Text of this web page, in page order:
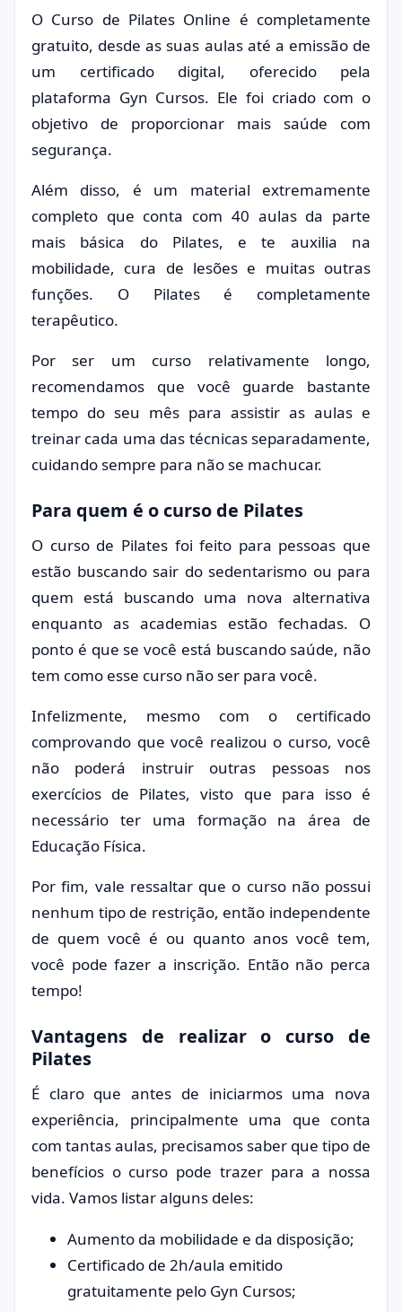
O Curso de Pilates Online é completamente
gratuito, desde as suas aulas até a emissão de
um certificado digital, oferecido pela
plataforma Gyn Cursos. Ele foi criado com o
objetivo de proporcionar mais saúde com
segurança.
Além disso, é um material extremamente
completo que conta com 40 aulas da parte
mais básica do Pilates, e te auxilia na
mobilidade, cura de lesões e muitas outras
funções. O Pilates é completamente
terapêutico.
Por ser um curso relativamente longo,
recomendamos que você guarde bastante
tempo do seu mês para assistir as aulas e
treinar cada uma das técnicas separadamente,
cuidando sempre para não se machucar.
Para quem é o curso de Pilates
O curso de Pilates foi feito para pessoas que
estão buscando sair do sedentarismo ou para
quem está buscando uma nova alternativa
enquanto as academias estão fechadas. O
ponto é que se você está buscando saúde, não
tem como esse curso não ser para você.
Infelizmente, mesmo com o certificado
comprovando que você realizou o curso, você
não poderá instruir outras pessoas nos
exercícios de Pilates, visto que para isso é
necessário ter uma formação na área de
Educação Física.
Por fim, vale ressaltar que o curso não possui
nenhum tipo de restrição, então independente
de quem você é ou quanto anos você tem,
você pode fazer a inscrição. Então não perca
tempo!
Vantagens de realizar o curso de
Pilates
É claro que antes de iniciarmos uma nova
experiência, principalmente uma que conta
com tantas aulas, precisamos saber que tipo de
benefícios o curso pode trazer para a nossa
vida. Vamos listar alguns deles:
Aumento da mobilidade e da disposição;
Certificado de 2h/aula emitido
gratuitamente pelo Gyn Cursos;